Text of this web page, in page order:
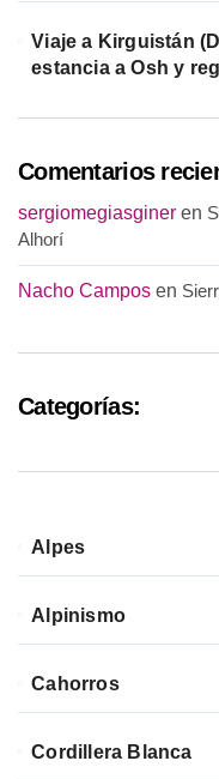
Viaje a Kirguistán
estancia a Osh y
Comentarios
sergiomegiasginer en
Alhorí
Nacho Campos en
Categorías:
Alpes
Alpinismo
Cahorros
Cordillera Blanca